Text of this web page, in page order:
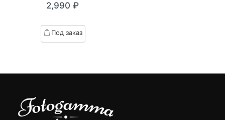
out
based
on
2,990 ₽
Под заказ